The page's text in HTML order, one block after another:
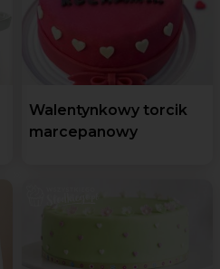
Walentynkowy torcik
marcepanowy